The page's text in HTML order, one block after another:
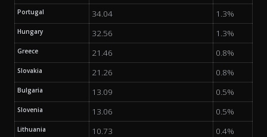
Portugal 34.04 1.3%
Hungary 32.56 1.3%
Greece 21.46 0.8%
Slovakia 21.26 0.8%
Bulgaria 13.09 0.5%
Slovenia 13.06 0.5%
Lithuania 10.73 0.4%